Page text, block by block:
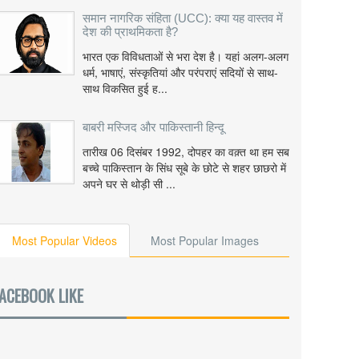
समान नागरिक संहिता (UCC): क्या यह वास्तव में
देश की प्राथमिकता है?
भारत एक विविधताओं से भरा देश है। यहां अलग-अलग
धर्म, भाषाएं, संस्कृतियां और परंपराएं सदियों से साथ-
साथ विकसित हुई ह...
बाबरी मस्जिद और पाकिस्तानी हिन्दू
तारीख 06 दिसंबर 1992, दोपहर का वक़्त था हम सब
बच्चे पाकिस्तान के सिंध सूबे के छोटे से शहर छाछरो में
अपने घर से थोड़ी सी ...
Most Popular Videos Most Popular Images
LIKE